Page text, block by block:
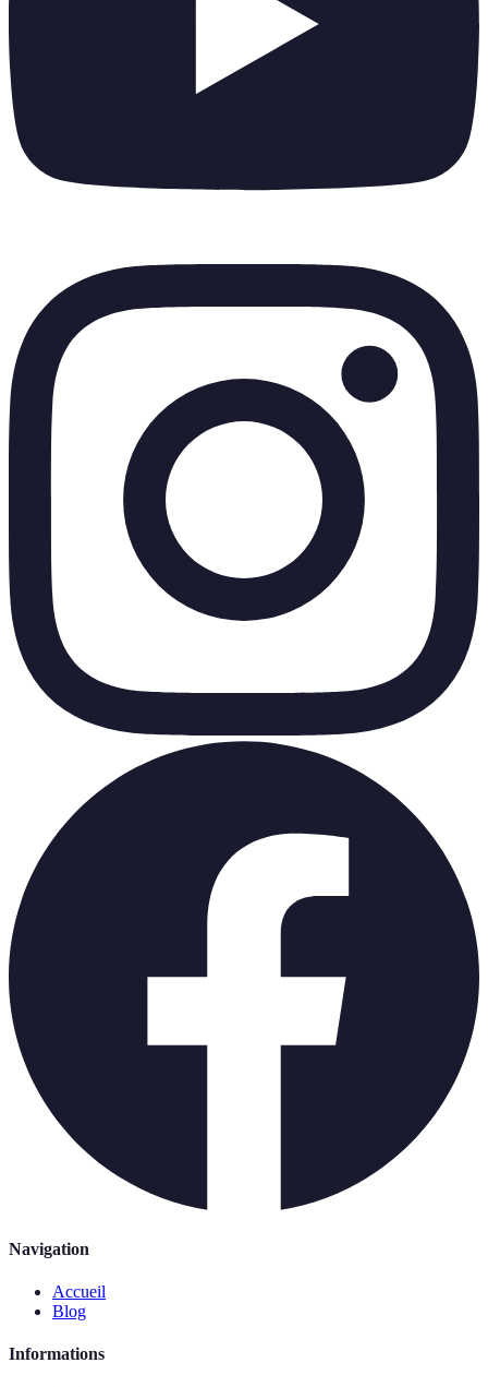
Navigation
Accueil
Blog
Informations